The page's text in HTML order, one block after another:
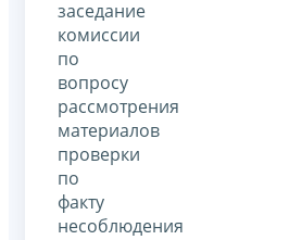
заседание
комиссии
по
вопросу
рассмотрения
материалов
проверки
по
факту
несоблюдения